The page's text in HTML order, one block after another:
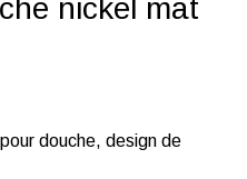
nickel mat
douche, design de